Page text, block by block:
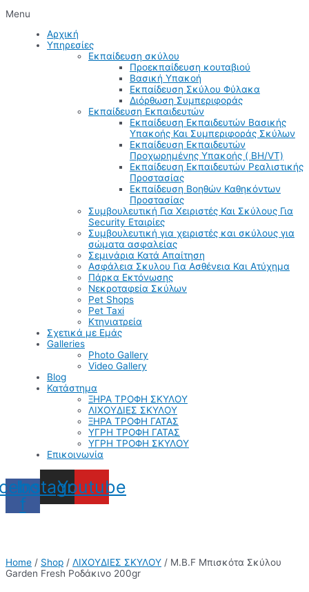
Menu
Αρχική
Υπηρεσίες
Εκπαίδευση σκύλου
Προεκπαίδευση κουταβιού
Βασική Υπακοή
Εκπαίδευση Σκύλου Φύλακα
Διόρθωση Συμπεριφοράς
Εκπαίδευση Εκπαιδευτών
Εκπαίδευση Εκπαιδευτών Βασικής
Υπακοής Και Συμπεριφοράς Σκύλων
Εκπαίδευση Εκπαιδευτών
Προχωρημένης Υπακοής ( BH/VT)
Εκπαίδευση Εκπαιδευτών Ρεαλιστικής
Προστασίας
Εκπαίδευση Βοηθών Καθηκόντων
Προστασίας
Συμβουλευτική Για Χειριστές Και Σκύλους Για
Security Εταιρίες
Συμβουλευτική για χειριστές και σκύλους για
σώματα ασφαλείας
Σεμινάρια Κατά Απαίτηση
Ασφάλεια Σκυλου Για Ασθένεια Και Ατύχημα
Πάρκα Εκτόνωσης
Νεκροταφεία Σκύλων
Pet Shops
Pet Taxi
Κτηνιατρεία
Σχετικά με Εμάς
Galleries
Photo Gallery
Video Gallery
Blog
Κατάστημα
ΞΗΡΑ ΤΡΟΦΗ ΣΚΥΛΟΥ
ΛΙΧΟΥΔΙΕΣ ΣΚΥΛΟΥ
ΞΗΡΑ ΤΡΟΦΗ ΓΑΤΑΣ
ΥΓΡΗ ΤΡΟΦΗ ΓΑΤΑΣ
ΥΓΡΗ ΤΡΟΦΗ ΣΚΥΛΟΥ
Επικοινωνία
f
Instagram
Youtube
Home / Shop / ΛΙΧΟΥΔΙΕΣ ΣΚΥΛΟΥ / M.B.F Μπισκότα Σκύλου
Garden Fresh Ροδάκινο 200gr